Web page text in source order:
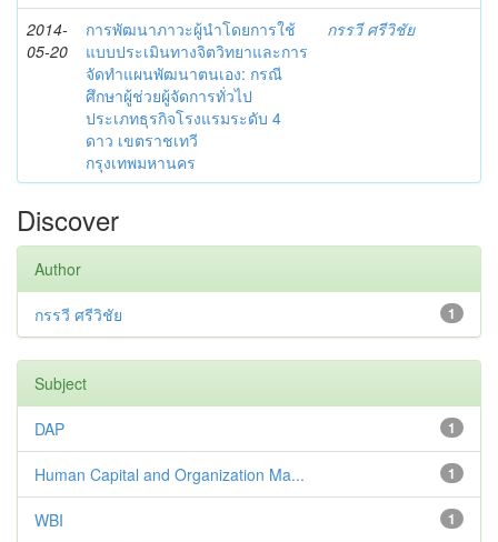
2014-
05-20
การพัฒนาภาวะผู้นำโดยการใช้
แบบประเมินทางจิตวิทยาและการ
จัดทำแผนพัฒนาตนเอง: กรณี
ศึกษาผู้ช่วยผู้จัดการทั่วไป
ประเภทธุรกิจโรงแรมระดับ 4
ดาว เขตราชเทวี
กรุงเทพมหานคร
กรรวี ศรีวิชัย
Discover
Author
1
กรรวี ศรีวิชัย
Subject
1
DAP
1
Human Capital and Organization Ma...
1
WBI